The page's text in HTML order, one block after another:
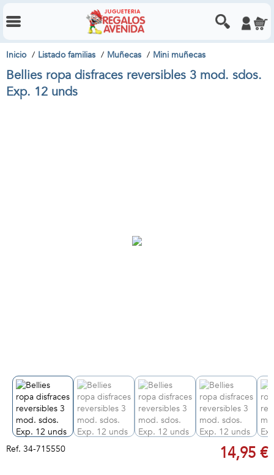
Inicio Listado familias Muñecas Mini muñecas
Bellies ropa disfraces reversibles 3 mod. sdos.
Exp. 12 unds
Ref. 34-715550 14,95 €